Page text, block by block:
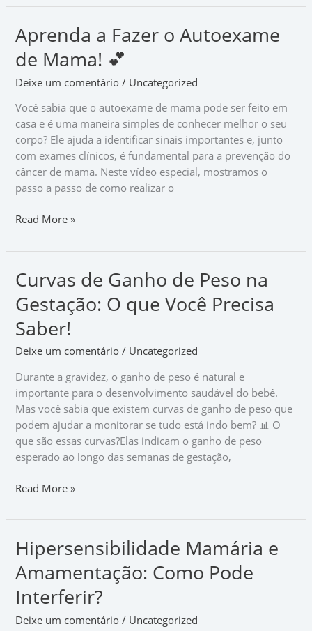
Aprenda a Fazer o Autoexame
de Mama! 💕
Deixe um comentário / Uncategorized
Você sabia que o autoexame de mama pode ser feito em
casa e é uma maneira simples de conhecer melhor o seu
corpo? Ele ajuda a identificar sinais importantes e, junto
com exames clínicos, é fundamental para a prevenção do
câncer de mama. Neste vídeo especial, mostramos o
passo a passo de como realizar o
Aprenda
a
Fazer
o
de
Mama!
💕
Read More »
Curvas de Ganho de Peso na
Gestação: O que Você Precisa
Saber!
Deixe um comentário / Uncategorized
Durante a gravidez, o ganho de peso é natural e
importante para o desenvolvimento saudável do bebê.
Mas você sabia que existem curvas de ganho de peso que
podem ajudar a monitorar se tudo está indo bem? 📊 O
que são essas curvas?Elas indicam o ganho de peso
esperado ao longo das semanas de gestação,
Curvas
de
Ganho
de
Peso
na
Gestação:
O
que
Você
Precisa
Saber!
Read More »
Hipersensibilidade Mamária e
Amamentação: Como Pode
Interferir?
Deixe um comentário / Uncategorized
Hipersensibilidade
Mamária
e
Amamentação:
Como
Pode